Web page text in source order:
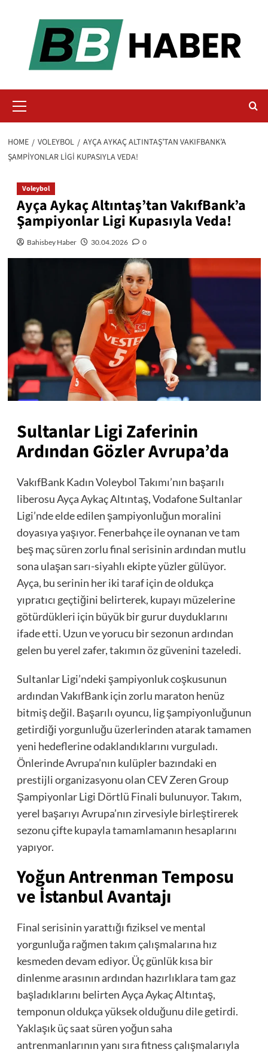
Menu
HOME VOLEYBOL
AYÇA AYKAÇ ALTINTAŞ’TAN VAKIFBANK’A
ŞAMPIYONLAR LIGI KUPASIYLA VEDA!
Voleybol
Ayça Aykaç Altıntaş’tan VakıfBank’a
Şampiyonlar Ligi Kupasıyla Veda!
Bahisbey Haber 30.04.2026 0
Sultanlar Ligi Zaferinin
Ardından Gözler Avrupa’da
VakıfBank Kadın Voleybol Takımı’nın başarılı
liberosu Ayça Aykaç Altıntaş, Vodafone Sultanlar
Ligi’nde elde edilen şampiyonluğun moralini
doyasıya yaşıyor. Fenerbahçe ile oynanan ve tam
beş maç süren zorlu final serisinin ardından mutlu
sona ulaşan sarı-siyahlı ekipte yüzler gülüyor.
Ayça, bu serinin her iki taraf için de oldukça
yıpratıcı geçtiğini belirterek, kupayı müzelerine
götürdükleri için büyük bir gurur duyduklarını
ifade etti. Uzun ve yorucu bir sezonun ardından
gelen bu yerel zafer, takımın öz güvenini tazeledi.
Sultanlar Ligi’ndeki şampiyonluk coşkusunun
ardından VakıfBank için zorlu maraton henüz
bitmiş değil. Başarılı oyuncu, lig şampiyonluğunun
getirdiği yorgunluğu üzerlerinden atarak tamamen
yeni hedeflerine odaklandıklarını vurguladı.
Önlerinde Avrupa’nın kulüpler bazındaki en
prestijli organizasyonu olan CEV Zeren Group
Şampiyonlar Ligi Dörtlü Finali bulunuyor. Takım,
yerel başarıyı Avrupa’nın zirvesiyle birleştirerek
sezonu çifte kupayla tamamlamanın hesaplarını
yapıyor.
Yoğun Antrenman Temposu
ve İstanbul Avantajı
Final serisinin yarattığı fiziksel ve mental
yorgunluğa rağmen takım çalışmalarına hız
kesmeden devam ediyor. Üç günlük kısa bir
dinlenme arasının ardından hazırlıklara tam gaz
başladıklarını belirten Ayça Aykaç Altıntaş,
temponun oldukça yüksek olduğunu dile getirdi.
Yaklaşık üç saat süren yoğun saha
antrenmanlarının yanı sıra fitness çalışmalarıyla